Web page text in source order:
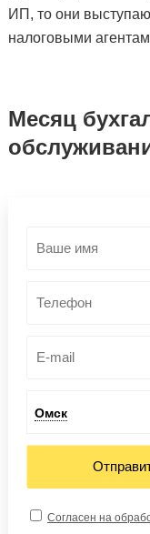
ИП, то они
налоговыми
Месяц
Омск
Согласен на